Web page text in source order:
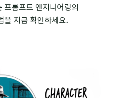
프롬프트 엔지니어링의
을 지금 확인하세요.
에게